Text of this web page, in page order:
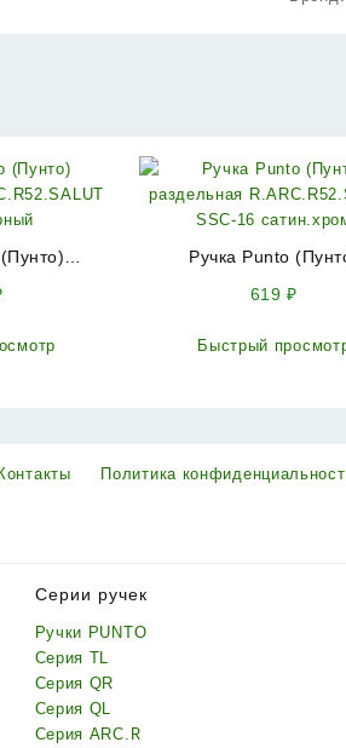
Ручка Punto
619₽
Быстрый
Контакты Политика
Серии ручек
Ручки PUNTO
Серия TL
Серия QR
Серия QL
Серия ARC.R